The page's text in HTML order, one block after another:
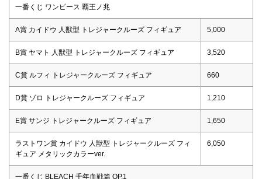
一番くじ ワンピース 覇王ノ兆
A賞 カイドウ 人獣型 トレジャークルーズ フィギュア 5,000
B賞 ヤマト 人獣型 トレジャークルーズ フィギュア 3,520
C賞 ルフィ トレジャークルーズ フィギュア 660
D賞 ゾロ トレジャークルーズ フィギュア 1,210
E賞 サンジ トレジャークルーズ フィギュア 1,650
ラストワン賞 カイドウ 人獣型 トレジャークルーズ フィ
ギュア メタリックカラーver.
6,050
一番くじ BLEACH 千年血戦篇 OP.1